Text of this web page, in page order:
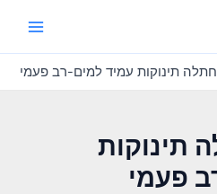
תינוקות עמיד למים-רב פעמי
תינוקות
פעמי